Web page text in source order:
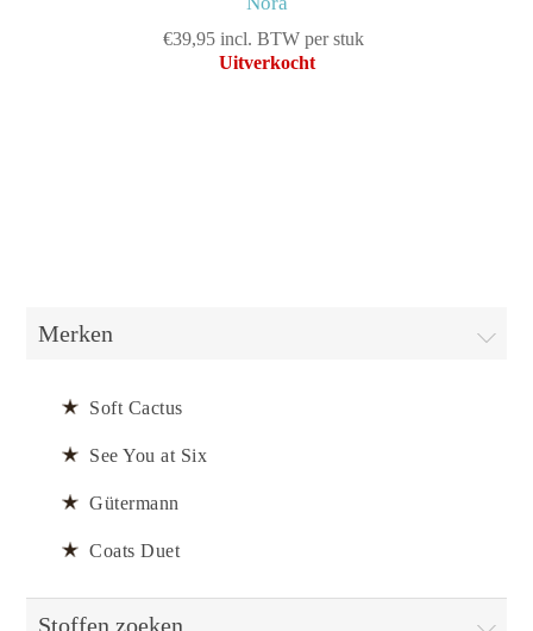
€39,95 incl. BTW per stuk
Uitverkocht
Merken
Soft Cactus
See You at Six
Gütermann
Coats Duet
Stoffen zoeken